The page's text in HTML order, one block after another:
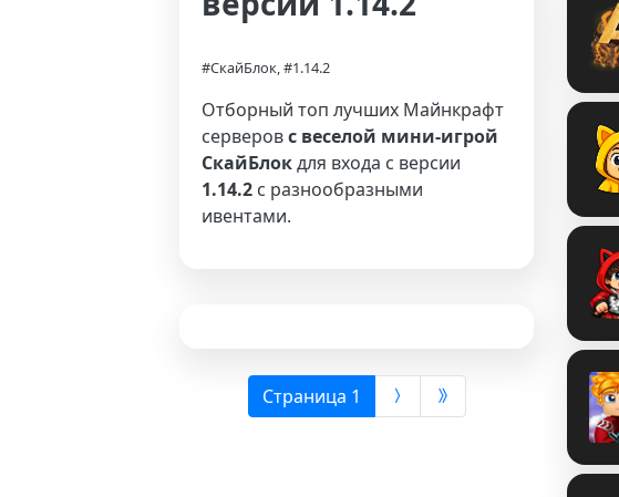
#СкайБлок, #1.14.2
Отборный топ лучших Майнкрафт
серверовс веселой мини-игрой
СкайБлокдля входа с версии
1.14.2 с разнообразными
ивентами.
Страница 1 (выбрана)